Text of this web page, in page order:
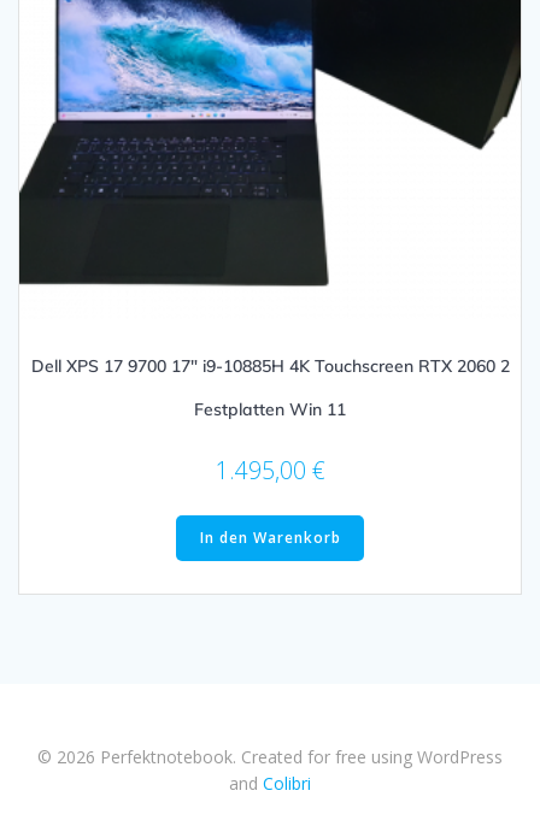
Dell XPS 17 9700 17″ i9-10885H 4K Touchscreen RTX 2060 2
Festplatten Win 11
1.495,00 €
In den Warenkorb
© 2026 Perfektnotebook. Created for free using WordPress
and Colibri